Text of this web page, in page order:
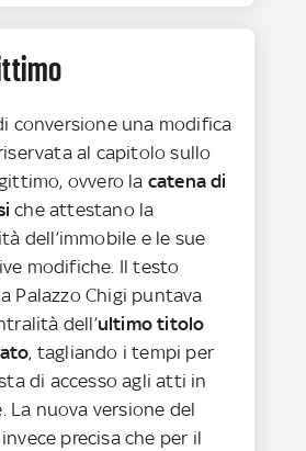
conversione una modifica
al capitolo sullo
ovvero la catena di
che attestano la
dell’immobile e le sue
modifiche. Il testo
Palazzo Chigi puntava
dell’ultimo titolo
, tagliando i tempi per
di accesso agli atti in
La nuova versione del
precisa che per il